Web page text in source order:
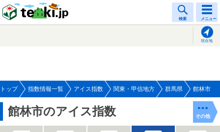
検索 メニュー
現在地
トップ 指数情報一覧 アイス指数 関東・甲信地方 群馬県 館林市
館林市のアイス指数 その他